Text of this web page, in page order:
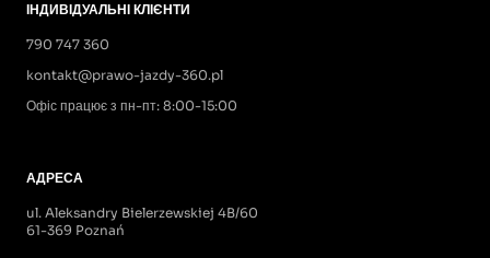
ІНДИВІДУАЛЬНІ КЛІЄНТИ
790 747 360
kontakt@prawo-jazdy-360.pl
Офіс працює з пн-пт: 8:00-15:00
АДРЕСА
ul. Aleksandry Bielerzewskiej 4B/60
61-369 Poznań